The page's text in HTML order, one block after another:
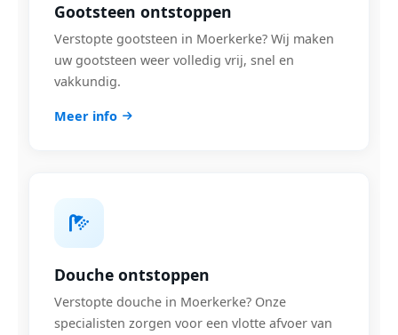
Gootsteen ontstoppen
Verstopte gootsteen in Moerkerke? Wij maken
uw gootsteen weer volledig vrij, snel en
vakkundig.
Meer info
Douche ontstoppen
Verstopte douche in Moerkerke? Onze
specialisten zorgen voor een vlotte afvoer van